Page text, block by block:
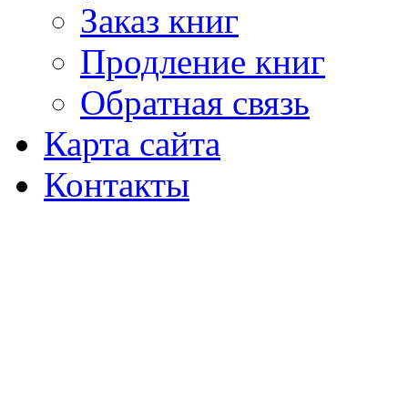
Заказ книг
Продление книг
Обратная связь
Карта сайта
Контакты